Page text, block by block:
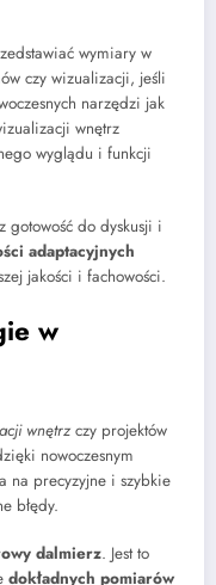
wymiary w
czy wizualizacji, jeśli
narzędzi jak
wnętrz
wyglądu i funkcji
gotowość do dyskusji i
adaptacyjnych
jakości i fachowości.
w
wnętrz czy projektów
nowoczesnym
na precyzyjne i szybkie
błędy.
dalmierz. Jest to
dokładnych pomiarów